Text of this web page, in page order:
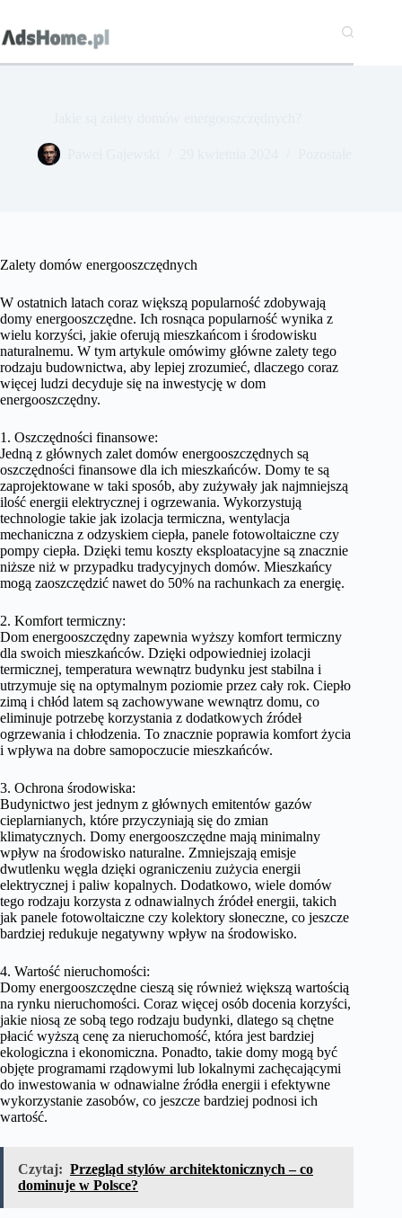
treści
Zalety domów energooszczędnych
W ostatnich latach coraz większą popularność zdobywają
domy energooszczędne. Ich rosnąca popularność wynika z
wielu korzyści, jakie oferują mieszkańcom i środowisku
naturalnemu. W tym artykule omówimy główne zalety tego
rodzaju budownictwa, aby lepiej zrozumieć, dlaczego coraz
więcej ludzi decyduje się na inwestycję w dom
energooszczędny.
1. Oszczędności finansowe:
Jedną z głównych zalet domów energooszczędnych są
oszczędności finansowe dla ich mieszkańców. Domy te są
zaprojektowane w taki sposób, aby zużywały jak najmniejszą
ilość energii elektrycznej i ogrzewania. Wykorzystują
technologie takie jak izolacja termiczna, wentylacja
mechaniczna z odzyskiem ciepła, panele fotowoltaiczne czy
pompy ciepła. Dzięki temu koszty eksploatacyjne są znacznie
niższe niż w przypadku tradycyjnych domów. Mieszkańcy
mogą zaoszczędzić nawet do 50% na rachunkach za energię.
2. Komfort termiczny:
Dom energooszczędny zapewnia wyższy komfort termiczny
dla swoich mieszkańców. Dzięki odpowiedniej izolacji
termicznej, temperatura wewnątrz budynku jest stabilna i
utrzymuje się na optymalnym poziomie przez cały rok. Ciepło
zimą i chłód latem są zachowywane wewnątrz domu, co
eliminuje potrzebę korzystania z dodatkowych źródeł
ogrzewania i chłodzenia. To znacznie poprawia komfort życia
i wpływa na dobre samopoczucie mieszkańców.
3. Ochrona środowiska:
Budynictwo jest jednym z głównych emitentów gazów
cieplarnianych, które przyczyniają się do zmian
klimatycznych. Domy energooszczędne mają minimalny
wpływ na środowisko naturalne. Zmniejszają emisje
dwutlenku węgla dzięki ograniczeniu zużycia energii
elektrycznej i paliw kopalnych. Dodatkowo, wiele domów
tego rodzaju korzysta z odnawialnych źródeł energii, takich
jak panele fotowoltaiczne czy kolektory słoneczne, co jeszcze
bardziej redukuje negatywny wpływ na środowisko.
4. Wartość nieruchomości:
Domy energooszczędne cieszą się również większą wartością
na rynku nieruchomości. Coraz więcej osób docenia korzyści,
jakie niosą ze sobą tego rodzaju budynki, dlatego są chętne
płacić wyższą cenę za nieruchomość, która jest bardziej
ekologiczna i ekonomiczna. Ponadto, takie domy mogą być
objęte programami rządowymi lub lokalnymi zachęcającymi
do inwestowania w odnawialne źródła energii i efektywne
wykorzystanie zasobów, co jeszcze bardziej podnosi ich
wartość.
Czytaj: Przegląd stylów architektonicznych – co
dominuje w Polsce?